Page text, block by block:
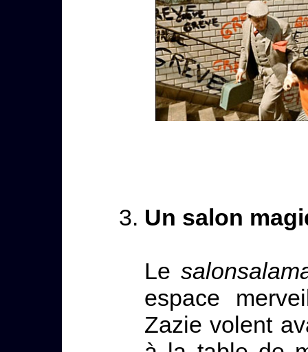
Un salon
Le
espace
Zazie volent